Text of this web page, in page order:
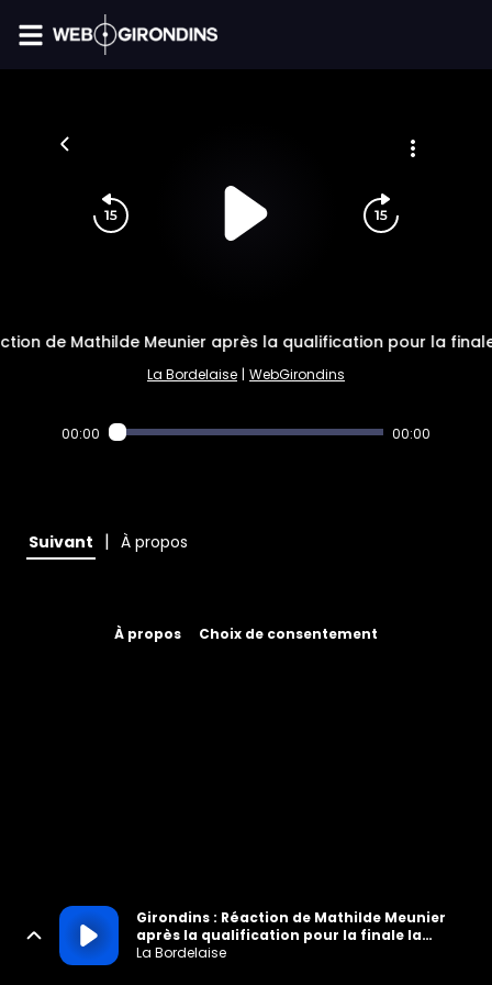
de Mathilde Meunier après la qualification pour la
La Bordelaise | WebGirondins
00:00 00:00
Suivant | À propos
À propos Choix de consentement
Girondins : Réaction de Mathilde Meunier
après la qualification pour la finale la
Coupe de Nouvelle Aquitaine
La Bordelaise